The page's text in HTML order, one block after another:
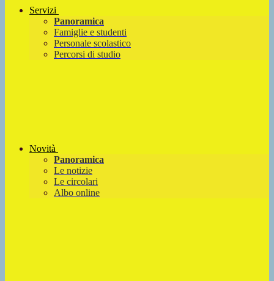
Servizi
Panoramica
Famiglie e studenti
Personale scolastico
Percorsi di studio
Novità
Panoramica
Le notizie
Le circolari
Albo online